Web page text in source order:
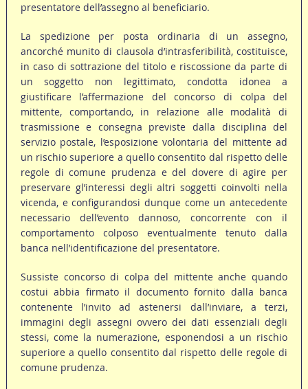
presentatore dell’assegno al beneficiario.
La spedizione per posta ordinaria di un assegno,
ancorché munito di clausola d’intrasferibilità, costituisce,
in caso di sottrazione del titolo e riscossione da parte di
un soggetto non legittimato, condotta idonea a
giustificare l’affermazione del concorso di colpa del
mittente, comportando, in relazione alle modalità di
trasmissione e consegna previste dalla disciplina del
servizio postale, l’esposizione volontaria del mittente ad
un rischio superiore a quello consentito dal rispetto delle
regole di comune prudenza e del dovere di agire per
preservare gl’interessi degli altri soggetti coinvolti nella
vicenda, e configurandosi dunque come un antecedente
necessario dell’evento dannoso, concorrente con il
comportamento colposo eventualmente tenuto dalla
banca nell’identificazione del presentatore.
Sussiste concorso di colpa del mittente anche quando
costui abbia firmato il documento fornito dalla banca
contenente l’invito ad astenersi dall’inviare, a terzi,
immagini degli assegni ovvero dei dati essenziali degli
stessi, come la numerazione, esponendosi a un rischio
superiore a quello consentito dal rispetto delle regole di
comune prudenza.